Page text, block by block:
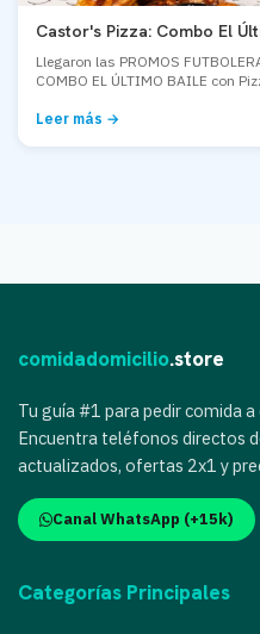
Castor's Pizza: Combo El
Llegaron las PROMOS
COMBO EL ÚLTIMO BAILE con
Leer más →
comidadomicilio.store
Tu guía #1 para pedir comida
Encuentra teléfonos directos
actualizados, ofertas 2x1 y
Canal WhatsApp (+15k)
Categorías Principales